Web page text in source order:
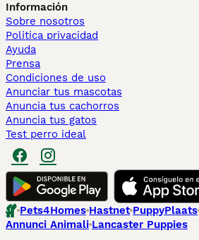
Información
Sobre nosotros
Politica privacidad
Ayuda
Prensa
Condiciones de uso
Anunciar tus mascotas
Anuncia tus cachorros
Anuncia tus gatos
Test perro ideal
Pets4Homes Hastnet PuppyPlaats
Annunci Animali Lancaster Puppies